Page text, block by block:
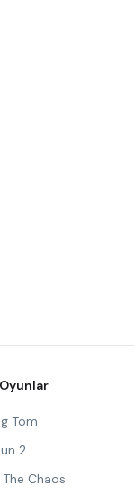
Tom
2
The Chaos